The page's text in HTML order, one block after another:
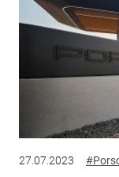
27.07.2023